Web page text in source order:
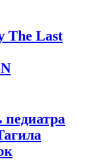
The Last